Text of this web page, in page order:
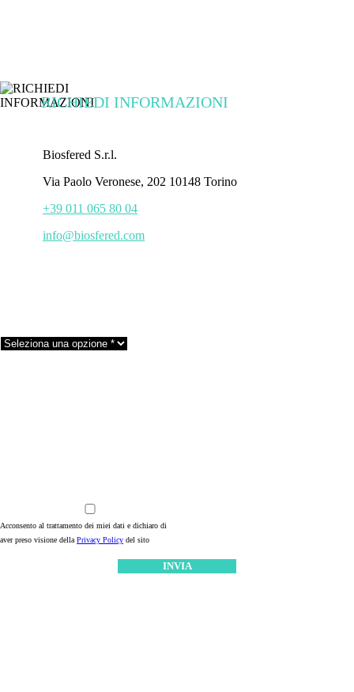
RICHIEDI INFORMAZIONI
Biosfered S.r.l.
Via Paolo Veronese, 202 10148 Torino
+39 011 065 80 04
info@biosfered.com
Acconsento al trattamento dei miei dati e dichiaro di
aver preso visione della Privacy Policy del sito